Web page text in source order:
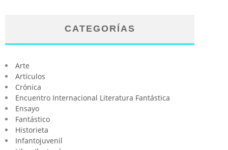
CATEGORÍAS
Arte
Artículos
Crónica
Encuentro Internacional Literatura Fantástica
Ensayo
Fantástico
Historieta
Infantojuvenil